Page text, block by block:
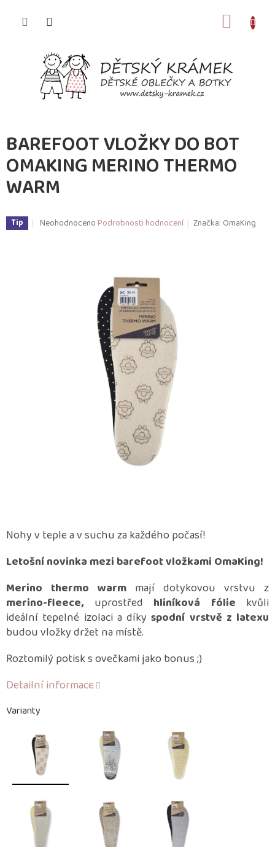
BAREFOOT VLOŽKY DO BOT
OMAKING MERINO THERMO
WARM
Tip
Průměrné
NeohodnocenoPodrobnosti hodnocení Značka: OmaKing
Varianty
Nohy v teple a v suchu za každého počasí!
Letošní novinka mezi barefoot vložkami OmaKing!
Merino thermo warm mají dotykovou vrstvu z
merino-fleece, uprostřed hliníková fólie kvůli
ideální tepelné izolaci a díkyspodní vrstvě z latexu
budou vložky držet na místě.
Roztomilý potisk s ovečkami jako bonus ;)
Detailní informace